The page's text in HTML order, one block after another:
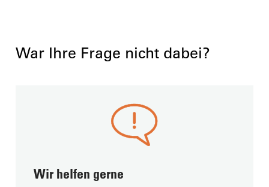
War Ihre Frage nicht dabei?
Wir helfen gerne